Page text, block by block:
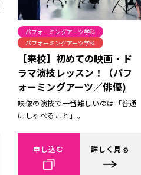
パフォーミングアーツ学科
パフォーミングアーツ学科
【来校】初めての映画・ド
ラマ演技レッスン！（パフ
ォーミングアーツ／俳優)
映像の演技で一番難しいのは「普通
にしゃべること」。
申し込む 詳しく見る